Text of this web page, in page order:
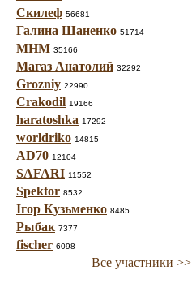
Скилеф 56681
Галина Шаненко 51714
МНМ 35166
Магаз Анатолий 32292
Grozniy 22990
Crakodil 19166
haratoshka 17292
worldriko 14815
AD70 12104
SAFARI 11552
Spektor 8532
Ігор Кузьменко 8485
Рыбак 7377
fischer 6098
Все участники >>